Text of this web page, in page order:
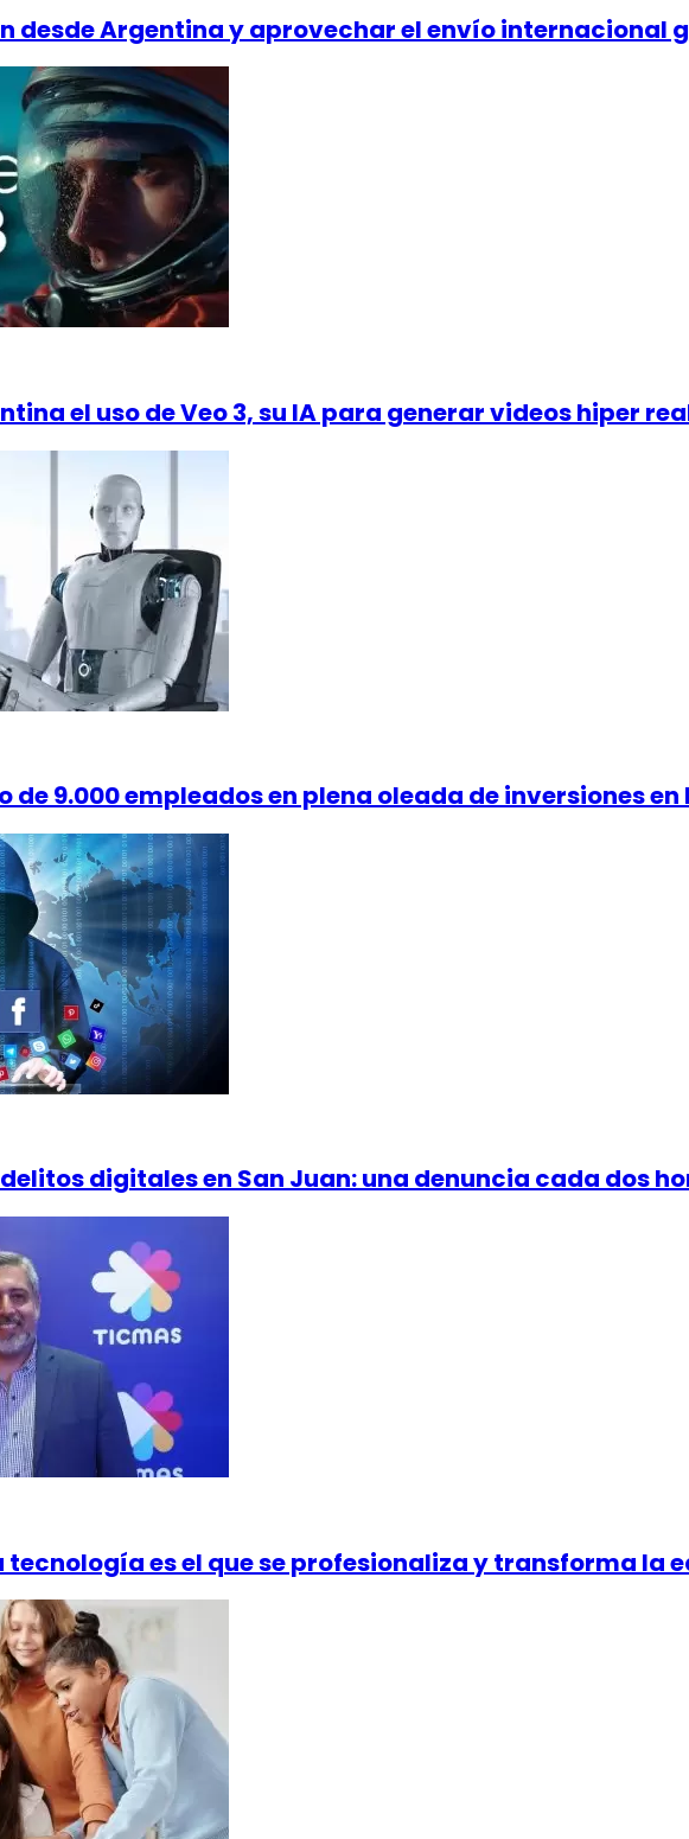
desde Argentina y aprovechar el envío internacional
el uso de Veo 3, su IA para generar videos hiper
9.000 empleados en plena oleada de inversiones en
digitales en San Juan: una denuncia cada dos
tecnología es el que se profesionaliza y transforma la